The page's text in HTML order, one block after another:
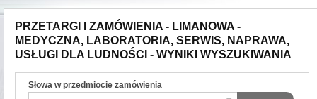
PRZETARGI I ZAMÓWIENIA - LIMANOWA -
MEDYCZNA, LABORATORIA, SERWIS, NAPRAWA,
USŁUGI DLA LUDNOŚCI - WYNIKI WYSZUKIWANIA
Słowa w przedmiocie zamówienia